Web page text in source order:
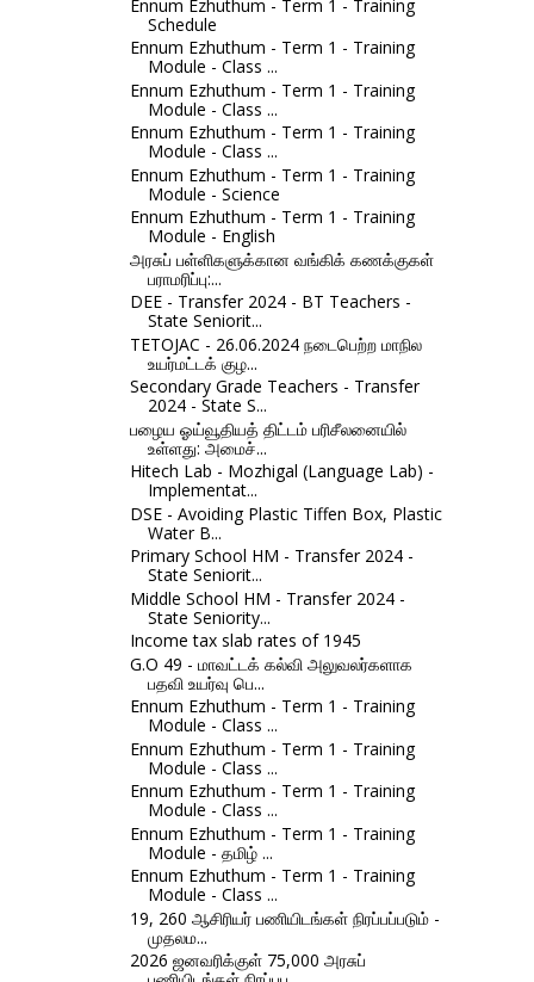
Ennum Ezhuthum - Term 1 - Training
Schedule
Ennum Ezhuthum - Term 1 - Training
Module - Class ...
Ennum Ezhuthum - Term 1 - Training
Module - Class ...
Ennum Ezhuthum - Term 1 - Training
Module - Class ...
Ennum Ezhuthum - Term 1 - Training
Module - Science
Ennum Ezhuthum - Term 1 - Training
Module - English
அரசுப் பள்ளிகளுக்கான வங்கிக் கணக்குகள்
பராமரிப்பு:...
DEE - Transfer 2024 - BT Teachers -
State Seniorit...
TETOJAC - 26.06.2024 நடைபெற்ற மாநில
உயர்மட்டக் குழ...
Secondary Grade Teachers - Transfer
2024 - State S...
பழைய ஓய்வூதியத் திட்டம் பரிசீலனையில்
உள்ளது: அமைச்...
Hitech Lab - Mozhigal (Language Lab) -
Implementat...
DSE - Avoiding Plastic Tiffen Box, Plastic
Water B...
Primary School HM - Transfer 2024 -
State Seniorit...
Middle School HM - Transfer 2024 -
State Seniority...
Income tax slab rates of 1945
G.O 49 - மாவட்டக் கல்வி அலுவலர்களாக
பதவி உயர்வு பெ...
Ennum Ezhuthum - Term 1 - Training
Module - Class ...
Ennum Ezhuthum - Term 1 - Training
Module - Class ...
Ennum Ezhuthum - Term 1 - Training
Module - Class ...
Ennum Ezhuthum - Term 1 - Training
Module - தமிழ் ...
Ennum Ezhuthum - Term 1 - Training
Module - Class ...
19, 260 ஆசிரியர் பணியிடங்கள் நிரப்பப்படும் -
முதலம...
2026 ஜனவரிக்குள் 75,000 அரசுப்